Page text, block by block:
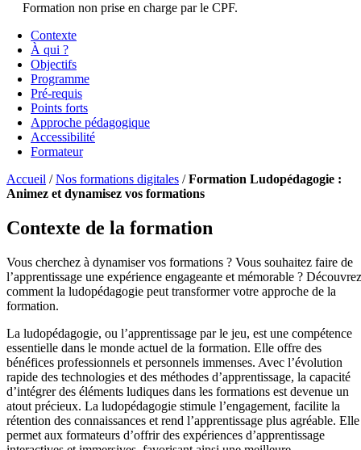
Formation non prise en charge par le CPF.
Contexte
À qui ?
Objectifs
Programme
Pré-requis
Points forts
Approche pédagogique
Accessibilité
Formateur
Accueil /Nos formations digitales /Formation Ludopédagogie :
Animez et dynamisez vos formations
Contexte de la formation
Vous cherchez à dynamiser vos formations ? Vous souhaitez faire de
l’apprentissage une expérience engageante et mémorable ? Découvrez
comment la ludopédagogie peut transformer votre approche de la
formation.
La ludopédagogie, ou l’apprentissage par le jeu, est une compétence
essentielle dans le monde actuel de la formation. Elle offre des
bénéfices professionnels et personnels immenses. Avec l’évolution
rapide des technologies et des méthodes d’apprentissage, la capacité
d’intégrer des éléments ludiques dans les formations est devenue un
atout précieux. La ludopédagogie stimule l’engagement, facilite la
rétention des connaissances et rend l’apprentissage plus agréable. Elle
permet aux formateurs d’offrir des expériences d’apprentissage